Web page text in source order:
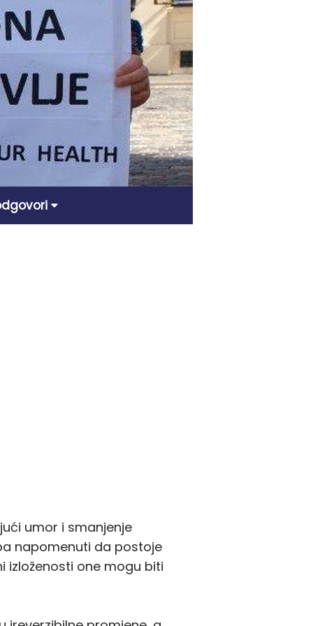
umor i smanjenje
napomenuti da postoje
izloženosti one mogu biti